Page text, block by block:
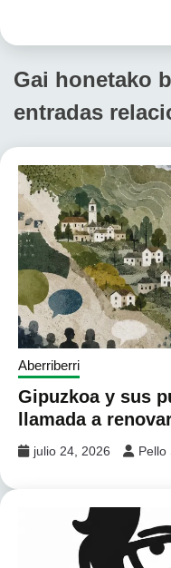
Gai honetako
entradas
Aberriberri
Gipuzkoa y sus
llamada a
julio 24, 2026 Pello